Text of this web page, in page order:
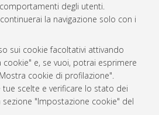
degli utenti.
la navigazione solo con i
sui cookie facoltativi attivando
cookie" e, se vuoi, potrai esprimere
cookie di profilazione".
scelte e verificare lo stato dei
"Impostazione cookie" del
del documento:
7954
-
R3P19R
e